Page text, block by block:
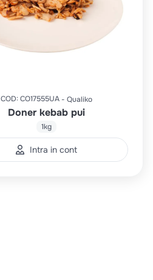
COD: CO17555UA Qualiko
Doner kebab pui
1kg
Intra in cont